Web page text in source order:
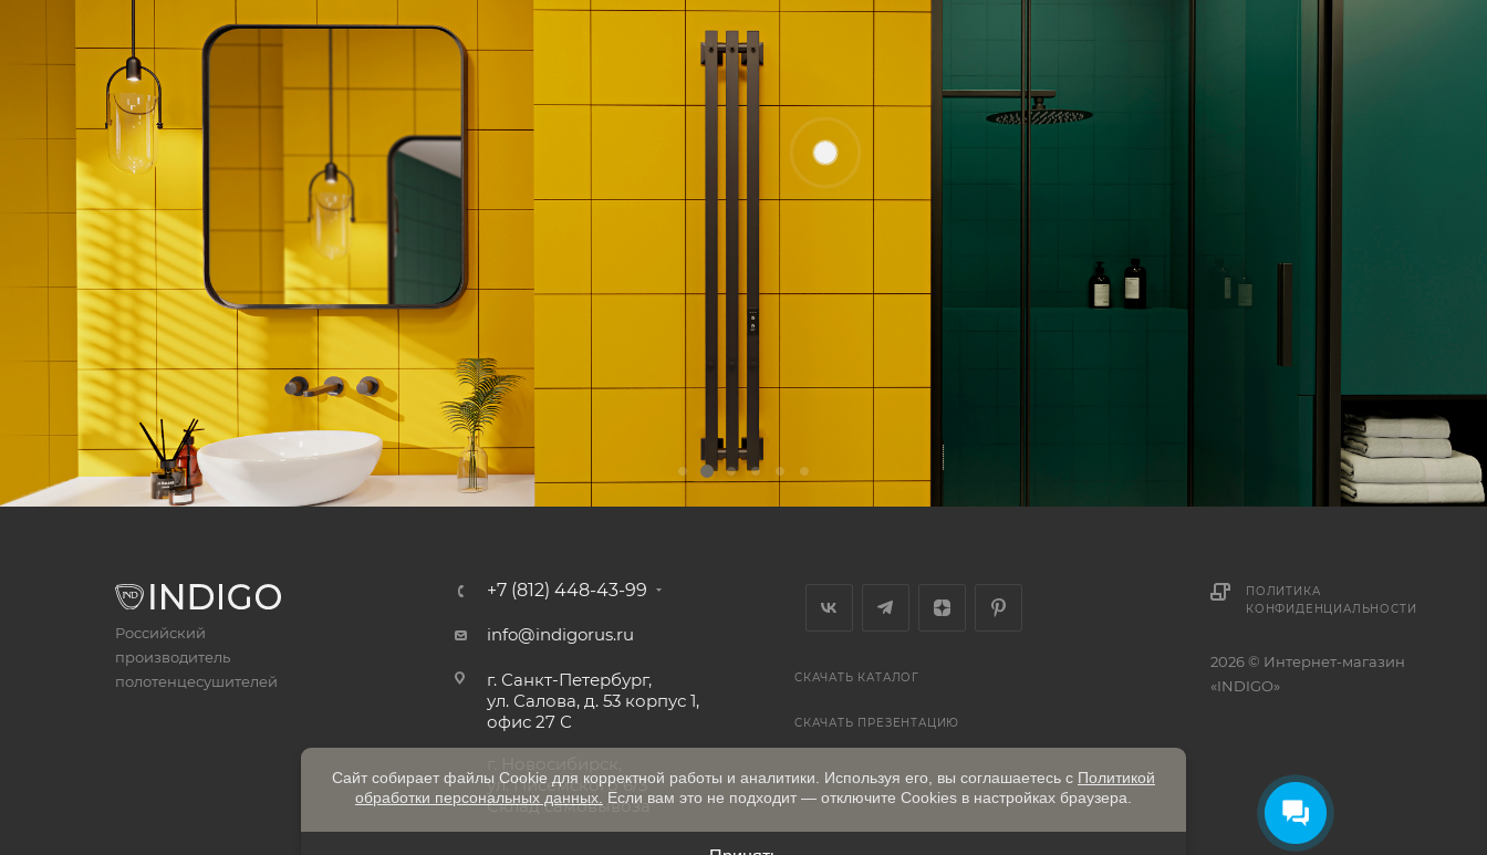
Российский
производитель
полотенцесушителей
+7 (812) 448-43-99
info@indigorus.ru
г. Санкт-Петербург,
ул. Салова, д. 53 корпус 1,
офис 27 С
ул. Писемского 6/3
Склад самовывоза
СКАЧАТЬ КАТАЛОГ
СКАЧАТЬ ПРЕЗЕНТАЦИЮ
ПОЛИТИКА
КОНФИДЕНЦИАЛЬНОСТИ
2026 © Интернет-магазин
«INDIGO»
Сайт собирает файлы Cookie для корректной работы и аналитики. Используя его, вы соглашаетесь с Политикой
обработки персональных данных. Если вам это не подходит — отключите Cookies в настройках браузера.